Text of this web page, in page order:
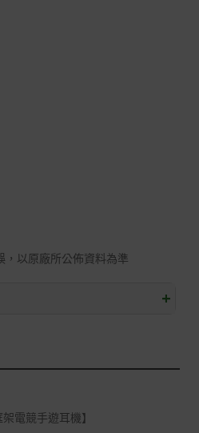
以原廠所公佈資料為準
+
七天鑑賞期之權益(鑑賞期並非
電競手遊耳機】